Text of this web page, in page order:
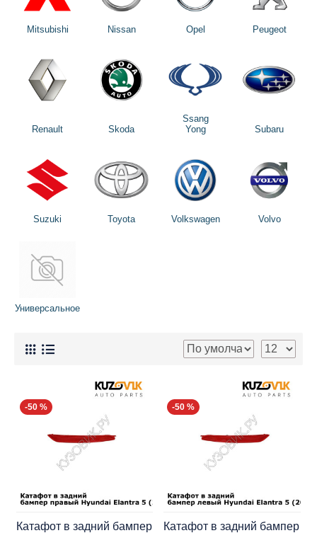
Mitsubishi Nissan Opel Peugeot
Renault Skoda
Ssang
Yong
Subaru
Suzuki Toyota Volkswagen Volvo
Универсальное
-50 %
Катафот в задний бампер
-50 %
Катафот в задний бампер